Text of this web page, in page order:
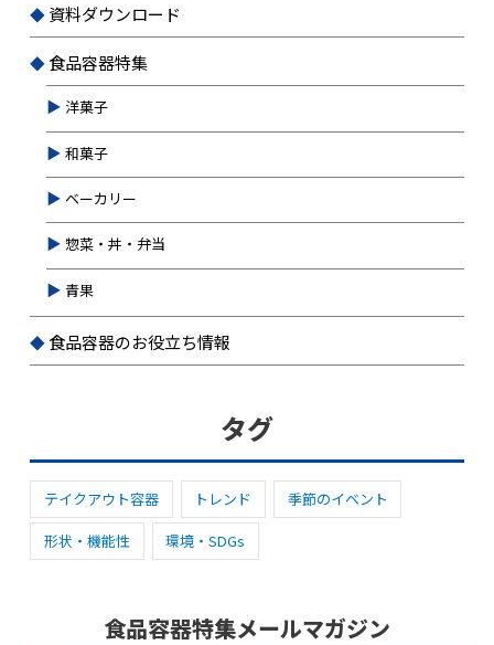
資料ダウンロード
食品容器特集
洋菓子
和菓子
ベーカリー
惣菜・丼・弁当
青果
食品容器のお役立ち情報
タグ
テイクアウト容器 トレンド
季節のイベント
形状・機能性
環境・SDGs
食品容器特集メールマガジン